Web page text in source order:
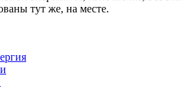
тут же, на месте.